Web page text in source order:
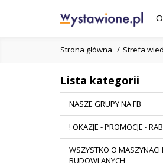
Strona główna Strefa
Lista kategorii
NASZE GRUPY NA FB
! OKAZJE - PROMOCJE -
WSZYSTKO O MASZYNACH
BUDOWLANYCH